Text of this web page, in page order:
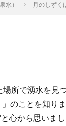
水） 月のしずく
所で湧水を見
」のことを知り
心から思いま